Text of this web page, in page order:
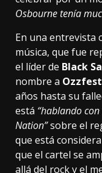
Osbourne tenía
En una entrevista
música, que fue
el líder de Black
nombre a Ozzfest
años hasta su
está “hablando
Nation”sobre el
que está
que el cartel se
allá del rock y el